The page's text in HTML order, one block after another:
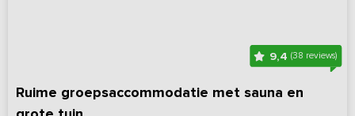
9,4 (38 reviews)
Ruime groepsaccommodatie met sauna en